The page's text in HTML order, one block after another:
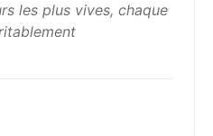
les plus vives, chaque